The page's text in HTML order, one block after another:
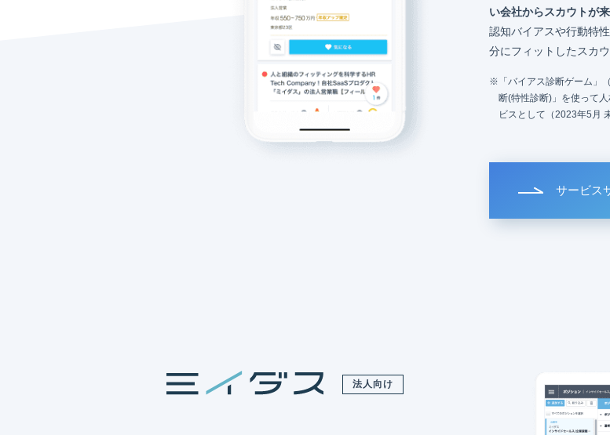
い会社からスカウトが
認知バイアスや行動特
分にフィットしたスカ
「バイアス診断ゲーム
断(特性診断)」を使って
ビスとして（2023年5月
サービス
法人向け